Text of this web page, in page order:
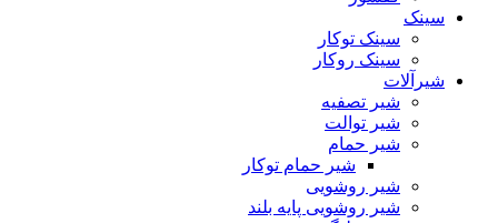
سینک
سینک توکار
سینک روکار
شیرآلات
شیر تصفیه
شیر توالت
شیر حمام
شیر حمام توکار
شیر روشویی
شیر روشویی پایه بلند